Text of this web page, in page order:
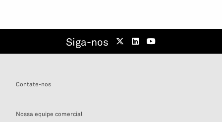
Siga-nos
Contate-nos
Nossa equipe comercial